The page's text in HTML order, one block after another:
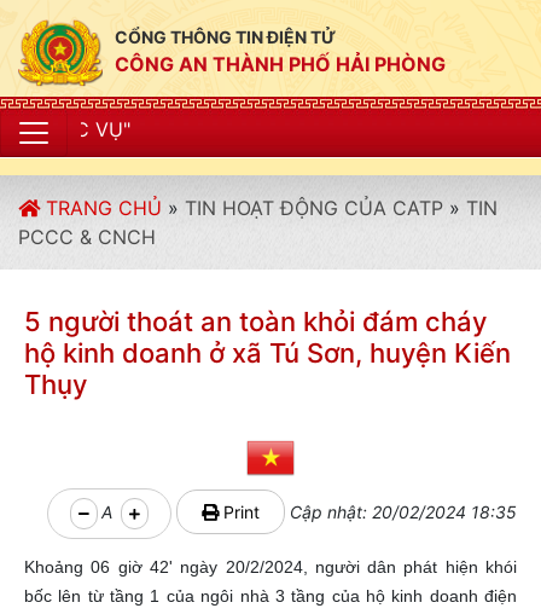
CỔNG THÔNG TIN ĐIỆN TỬ
CÔNG AN THÀNH PHỐ HẢI PHÒNG
TRANG CHỦ » TIN HOẠT ĐỘNG CỦA CATP » TIN
PCCC & CNCH
5 người thoát an toàn khỏi đám cháy
hộ kinh doanh ở xã Tú Sơn, huyện Kiến
Thụy
A Print Cập nhật: 20/02/2024 18:35
Khoảng 06 giờ 42' ngày 20/2/2024, người dân phát hiện khói
bốc lên từ tầng 1 của ngôi nhà 3 tầng của hộ kinh doanh điện